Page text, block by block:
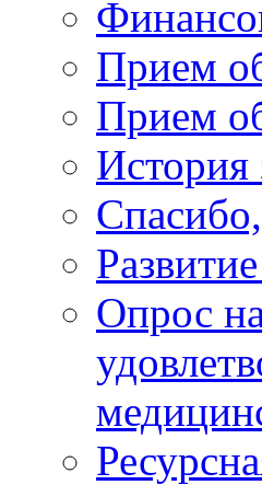
Прием
Прием
История
Опрос